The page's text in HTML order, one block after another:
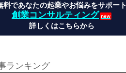
料であなたの起業やお悩みをサポート
創業コンサルティング
詳しくはこちらから
ランキング